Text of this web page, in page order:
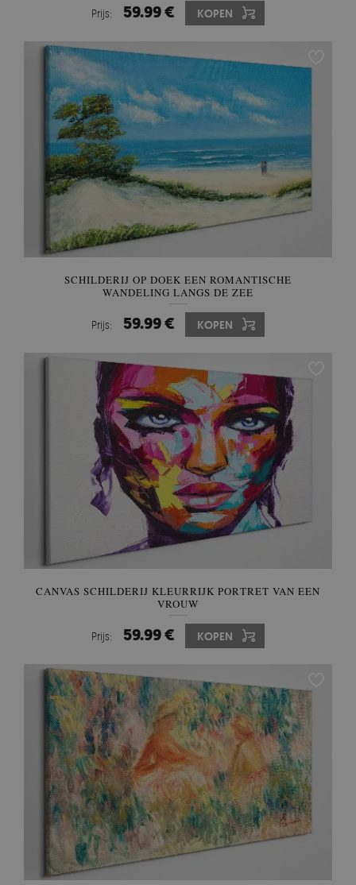
Prijs: 59.99 € KOPEN
SCHILDERIJ OP DOEK EEN ROMANTISCHE
WANDELING LANGS DE ZEE
Prijs: 59.99 € KOPEN
CANVAS SCHILDERIJ KLEURRIJK PORTRET VAN EEN
VROUW
Prijs: 59.99 € KOPEN